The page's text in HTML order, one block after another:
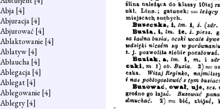
Abja[4]
Abjuracja[4]
Abjurować [4]
Ablaktowanie [4]
Ablatyw[4]
Abłaucha[4]
Ablegacja[4]
Ablegat[4]
Ablegowanie [4]
Ablegry[4]